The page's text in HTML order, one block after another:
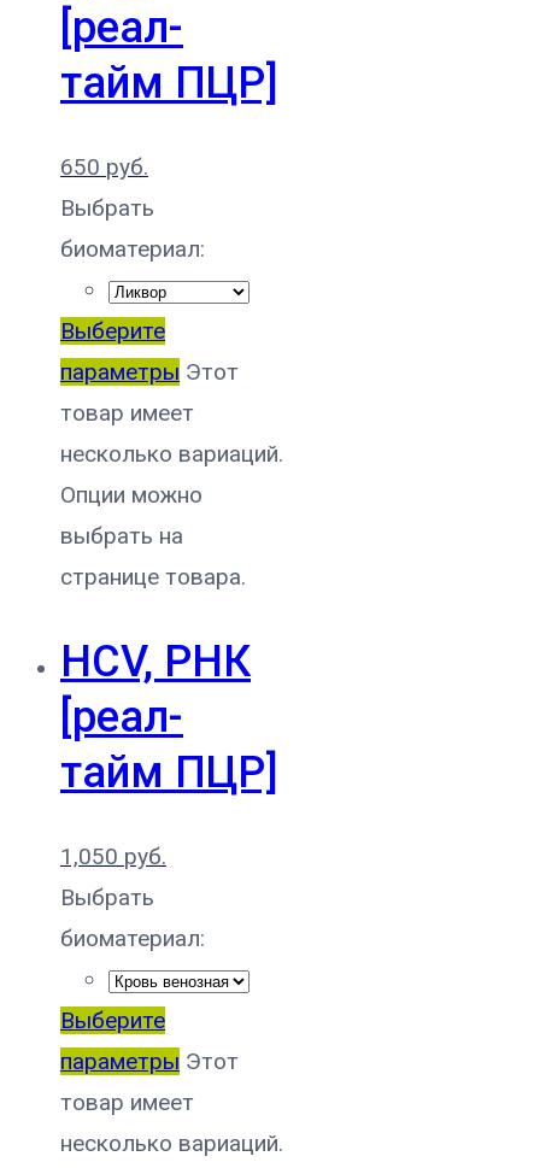
[реал-
тайм ПЦР]
650 руб.
Выбрать
биоматериал:
Выберите
параметры Этот
товар имеет
несколько вариаций.
Опции можно
выбрать на
странице товара.
HCV, РНК
[реал-
тайм ПЦР]
1,050 руб.
Выбрать
биоматериал:
Выберите
параметры Этот
товар имеет
несколько вариаций.